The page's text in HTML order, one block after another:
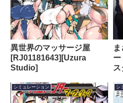
異世界のマッサージ屋
[RJ01181643][Uzura
Studio]
ス
シミュレーション シ